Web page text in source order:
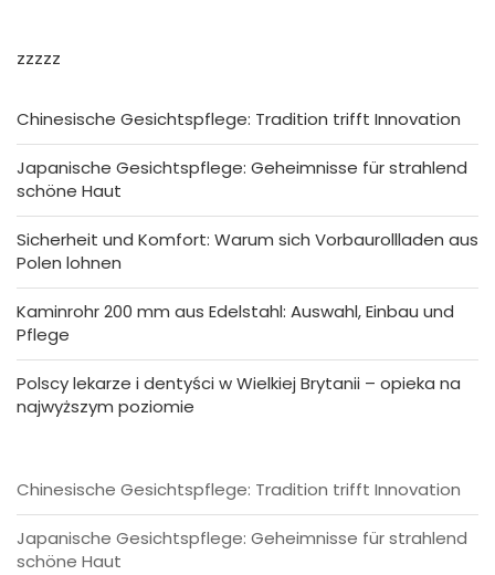
zzzzz
Chinesische Gesichtspflege: Tradition trifft Innovation
Japanische Gesichtspflege: Geheimnisse für strahlend
schöne Haut
Sicherheit und Komfort: Warum sich Vorbaurollladen aus
Polen lohnen
Kaminrohr 200 mm aus Edelstahl: Auswahl, Einbau und
Pflege
Polscy lekarze i dentyści w Wielkiej Brytanii – opieka na
najwyższym poziomie
Chinesische Gesichtspflege: Tradition trifft Innovation
Japanische Gesichtspflege: Geheimnisse für strahlend
schöne Haut